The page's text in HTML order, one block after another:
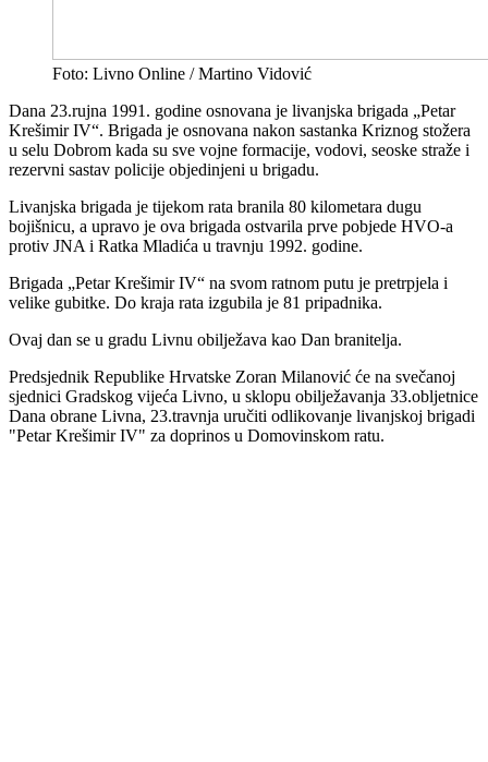
Foto: Livno Online / Martino Vidović
Dana 23.rujna 1991. godine osnovana je livanjska brigada „Petar
Krešimir IV“. Brigada je osnovana nakon sastanka Kriznog stožera
u selu Dobrom kada su sve vojne formacije, vodovi, seoske straže i
rezervni sastav policije objedinjeni u brigadu.
Livanjska brigada je tijekom rata branila 80 kilometara dugu
bojišnicu, a upravo je ova brigada ostvarila prve pobjede HVO-a
protiv JNA i Ratka Mladića u travnju 1992. godine.
Brigada „Petar Krešimir IV“ na svom ratnom putu je pretrpjela i
velike gubitke. Do kraja rata izgubila je 81 pripadnika.
Ovaj dan se u gradu Livnu obilježava kao Dan branitelja.
Predsjednik Republike Hrvatske Zoran Milanović će na svečanoj
sjednici Gradskog vijeća Livno, u sklopu obilježavanja 33.obljetnice
Dana obrane Livna, 23.travnja uručiti odlikovanje livanjskoj brigadi
"Petar Krešimir IV" za doprinos u Domovinskom ratu.